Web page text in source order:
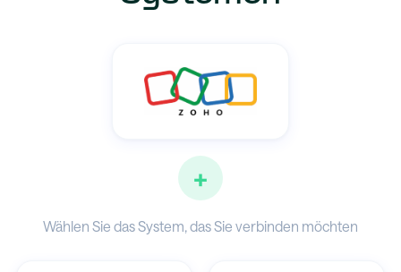
+
Wählen Sie das System, das Sie verbinden möchten